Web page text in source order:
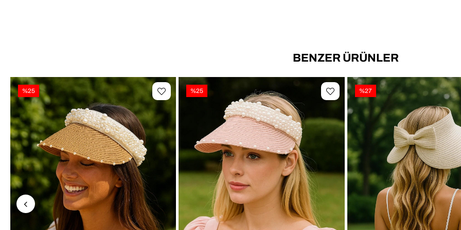
🎯
✔
✔
BENZER ÜRÜNLER
%25 %25 %27